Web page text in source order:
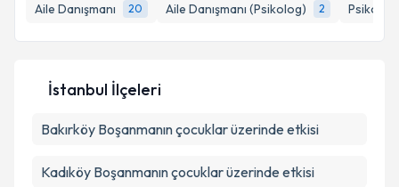
Aile Danışmanı
20 Aile Danışmanı (Psikolog) 2 Psikoloji
bilgilendireceğiz.
E-posta Adresiniz
Kişisel verilerimin işlenmesine ilişkin Aydınlatma
kapsamda işlenmesini kabul ediyorum.
İstanbul İlçeleri
Bakırköy Boşanmanın çocuklar üzerinde etkisi
Kadıköy Boşanmanın çocuklar üzerinde etkisi